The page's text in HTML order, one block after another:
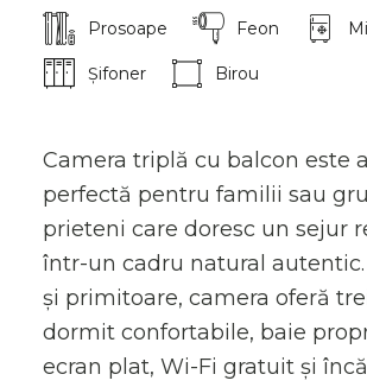
Prosoape Feon
Șifoner Birou
Camera triplă cu balcon este
perfectă pentru familii sau
prieteni care doresc un sejur
într-un cadru natural autentic.
și primitoare, camera oferă
dormit confortabile, baie
ecran plat, Wi-Fi gratuit și